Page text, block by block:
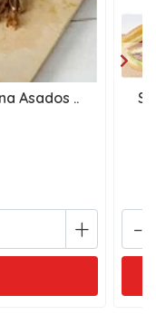
Asados ..
+ -